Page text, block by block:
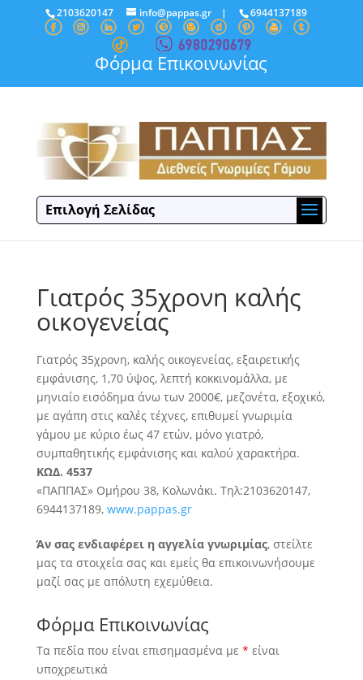
2103620147 info@pappas.gr| 6944137189
Φόρμα Επικοινωνίας
Επιλογή Σελίδας
Γιατρός 35χρονη καλής
οικογενείας
Γιατρός 35χρονη, καλής οικογενείας, εξαιρετικής
εμφάνισης, 1,70 ύψος, λεπτή κοκκινομάλλα, με
μηνιαίο εισόδημα άνω των 2000€, μεζονέτα, εξοχικό,
με αγάπη στις καλές τέχνες, επιθυμείγνωριμία
γάμου με κύριο έως 47 ετών, μόνο γιατρό,
συμπαθητικής εμφάνισης και καλού χαρακτήρα.
ΚΩΔ. 4537
«ΠΑΠΠΑΣ» Ομήρου 38, Κολωνάκι. Τηλ:2103620147,
6944137189, www.pappas.gr
Άν σας ενδιαφέρει η αγγελία γνωριμίας, στείλτε
μας τα στοιχεία σας και εμείς θα επικοινωνήσουμε
μαζί σας με απόλυτη εχεμύθεια.
Φόρμα Επικοινωνίας
Τα πεδία που είναι επισημασμένα με * είναι
υποχρεωτικά